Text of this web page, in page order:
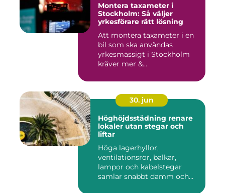
Montera taxameter i
Stockholm: Så väljer
yrkesförare rätt lösning
Att montera taxameter i en
bil som ska användas
yrkesmässigt i Stockholm
kräver mer &...
30. jun
Höghöjdsstädning renare
lokaler utan stegar och
liftar
Höga lagerhyllor,
ventilationsrör, balkar,
lampor och kabelstegar
samlar snabbt damm och